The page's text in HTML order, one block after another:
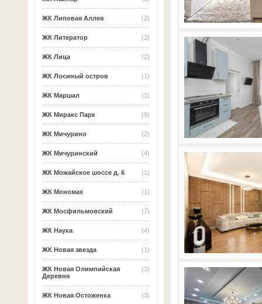
(2)
ЖК Липовая Аллея
(2)
ЖК Литератор
(2)
ЖК Лица
(1)
ЖК Лосиный остров
(1)
ЖК Маршал
(9)
ЖК Миракс Парк
(2)
ЖК Мичурино
(4)
ЖК Мичуринский
(1)
ЖК Можайское шоссе д. 6
(1)
ЖК Мономах
(7)
ЖК Мосфильмовский
(4)
ЖК Наука
(1)
ЖК Новая звезда
(3)
ЖК Новая Олимпийская
Деревня
(3)
ЖК Новая Остоженка